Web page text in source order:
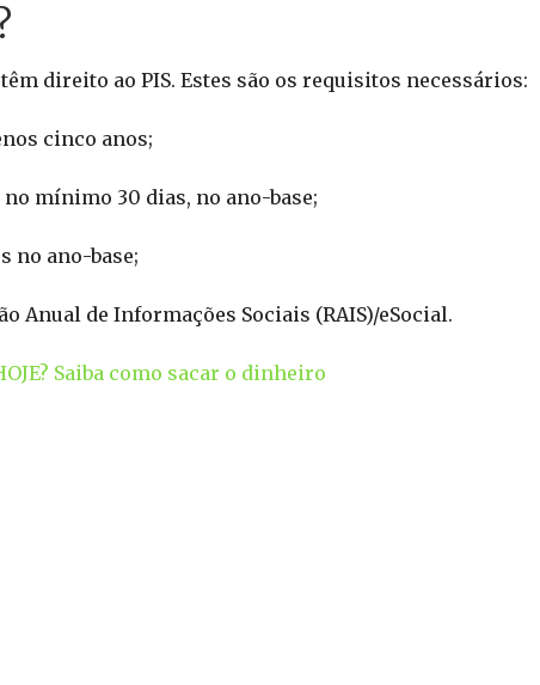
direito ao PIS. Estes são os requisitos necessários:
cinco anos;
mínimo 30 dias, no ano-base;
no ano-base;
Anual de Informações Sociais (RAIS)/eSocial.
Saiba como sacar o dinheiro